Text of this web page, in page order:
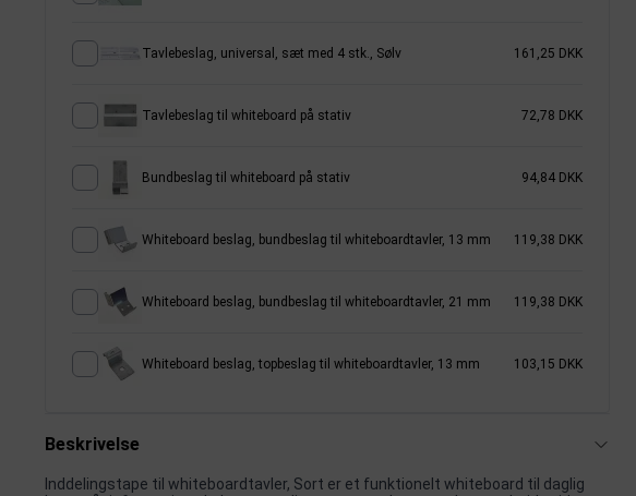
Tavlebeslag, universal, sæt med 4 stk., Sølv 161,25 DKK
Tavlebeslag til whiteboard på stativ 72,78 DKK
Bundbeslag til whiteboard på stativ 94,84 DKK
Whiteboard beslag, bundbeslag til whiteboardtavler, 13 mm 119,38 DKK
Whiteboard beslag, bundbeslag til whiteboardtavler, 21 mm 119,38 DKK
Whiteboard beslag, topbeslag til whiteboardtavler, 13 mm 103,15 DKK
Beskrivelse
Inddelingstape til whiteboardtavler, Sort er et funktionelt whiteboard til daglig